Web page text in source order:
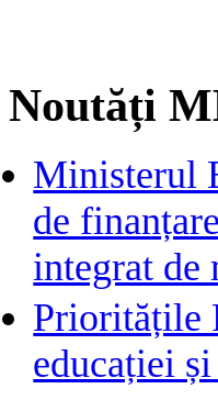
Noutăți
Ministerul
de
integrat de
Prioritățile
educației